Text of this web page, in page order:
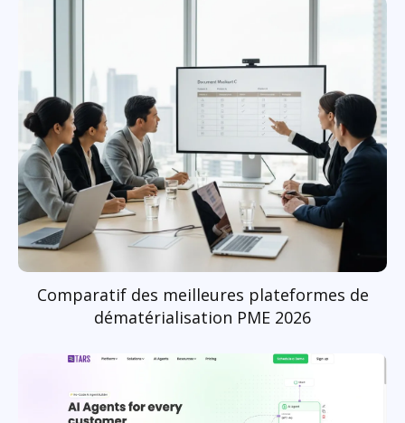
Comparatif des meilleures plateformes de
dématérialisation PME 2026